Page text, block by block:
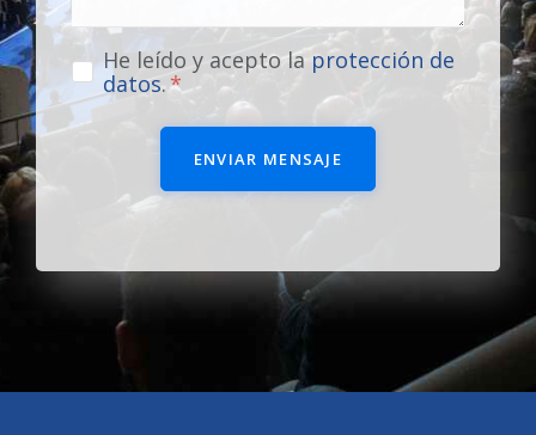
He leído y acepto laprotección de
datos.
ENVIAR MENSAJE